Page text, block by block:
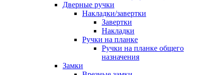
Дверные ручки
Накладки/завертки
Завертки
Накладки
Ручки на планке
Ручки на планке общего
назначения
Замки